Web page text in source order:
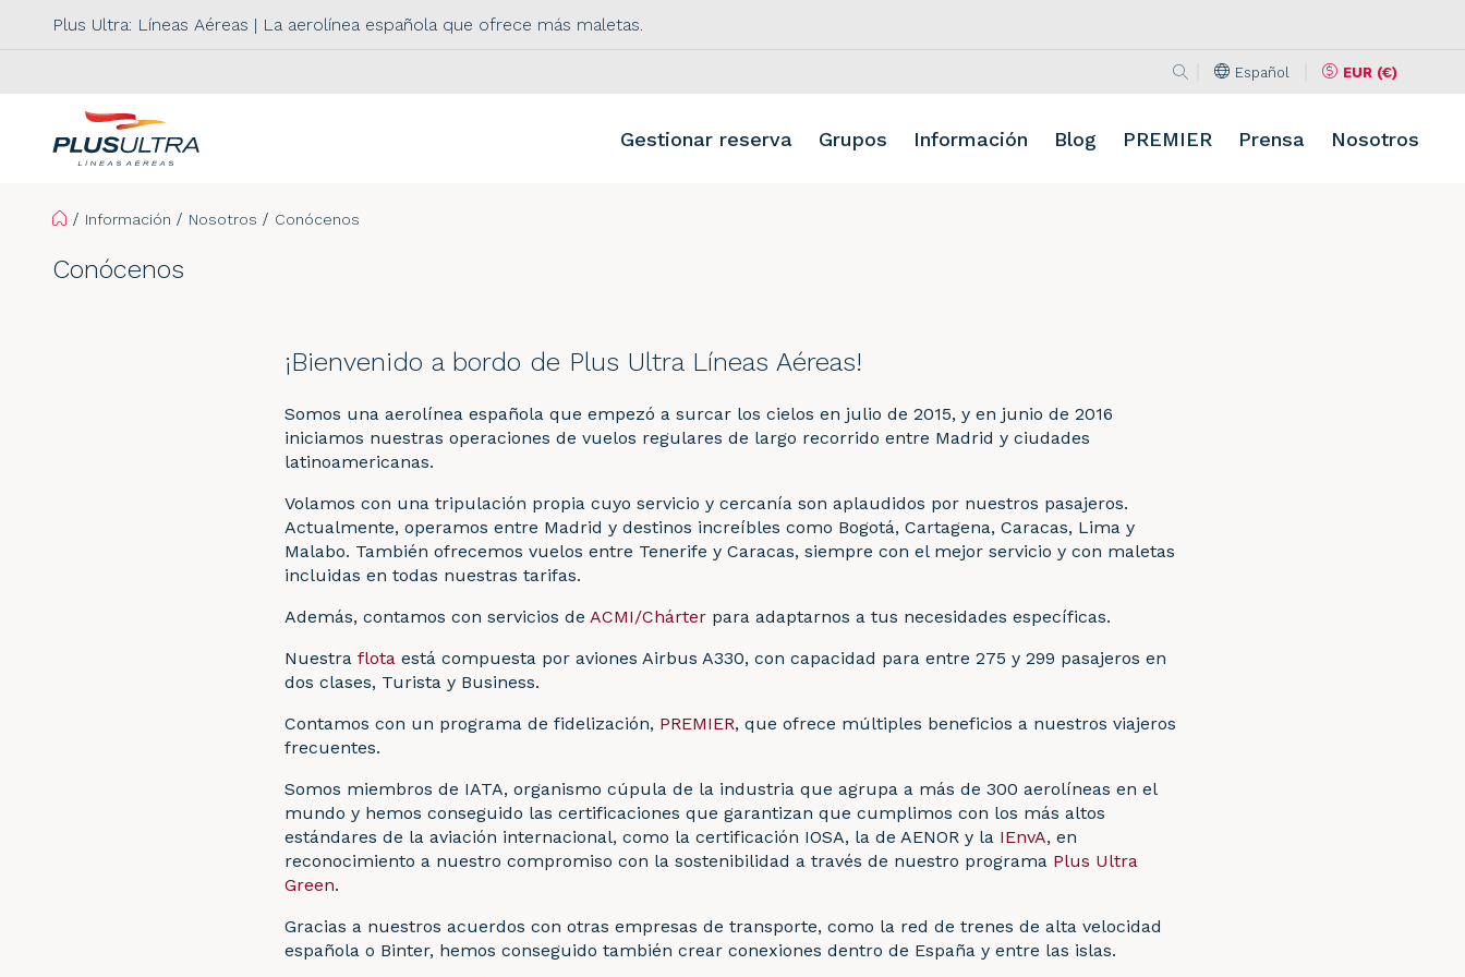
Plus Ultra: Líneas Aéreas | La aerolínea española que ofrece más maletas.
Buscar en la web
Buscar
Idioma Español Moneda EUR (€)
Gestionar reserva Grupos Información Blog PREMIER Prensa Nosotros
Home
Información Nosotros Conócenos
Conócenos
¡Bienvenido a bordo de Plus Ultra Líneas Aéreas!
Somos una aerolínea española que empezó a surcar los cielos en julio de 2015, y en junio de 2016
iniciamos nuestras operaciones de vuelos regulares de largo recorrido entre Madrid y ciudades
latinoamericanas.
Volamos con una tripulación propia cuyo servicio y cercanía son aplaudidos por nuestros pasajeros.
Actualmente, operamos entre Madrid y destinos increíbles como Bogotá, Cartagena, Caracas, Lima y
Malabo. También ofrecemos vuelos entre Tenerife y Caracas, siempre con el mejor servicio y con maletas
incluidas en todas nuestras tarifas.
Además, contamos con servicios deACMI/Chárter para adaptarnos a tus necesidades específicas.
Nuestraflota está compuesta por aviones Airbus A330, con capacidad para entre 275 y 299 pasajeros en
dos clases, Turista y Business.
Contamos con un programa de fidelización, PREMIER, que ofrece múltiples beneficios a nuestros viajeros
frecuentes.
Somos miembros de IATA, organismo cúpula de la industria que agrupa a más de 300 aerolíneas en el
mundo y hemos conseguido las certificaciones que garantizan que cumplimos con los más altos
estándares de la aviación internacional, como la certificación IOSA, la de AENOR y la IEnvA, en
reconocimiento a nuestro compromiso con la sostenibilidad a través de nuestro programa Plus Ultra
Green.
Gracias a nuestros acuerdos con otras empresas de transporte, como la red de trenes de alta velocidad
española o Binter, hemos conseguido también crear conexiones dentro de España y entre las islas.